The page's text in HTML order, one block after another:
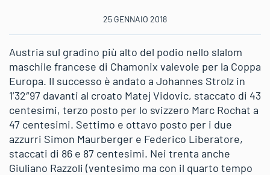
25 GENNAIO 2018
Austria sul gradino più alto del podio nello slalom
maschile francese di Chamonix valevole per la Coppa
Europa. Il successo è andato a Johannes Strolz in
1’32″97 davanti al croato Matej Vidovic, staccato di 43
centesimi, terzo posto per lo svizzero Marc Rochat a
47 centesimi. Settimo e ottavo posto per i due
azzurri Simon Maurberger e Federico Liberatore,
staccati di 86 e 87 centesimi. Nei trenta anche
Giuliano Razzoli (ventesimo ma con il quarto tempo